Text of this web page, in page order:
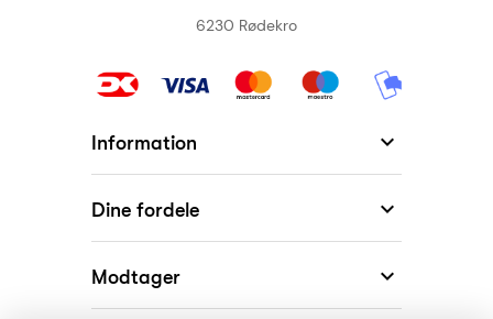
6230 Rødekro
Information 
Dine fordele 
Modtager 
KONKURRENCE